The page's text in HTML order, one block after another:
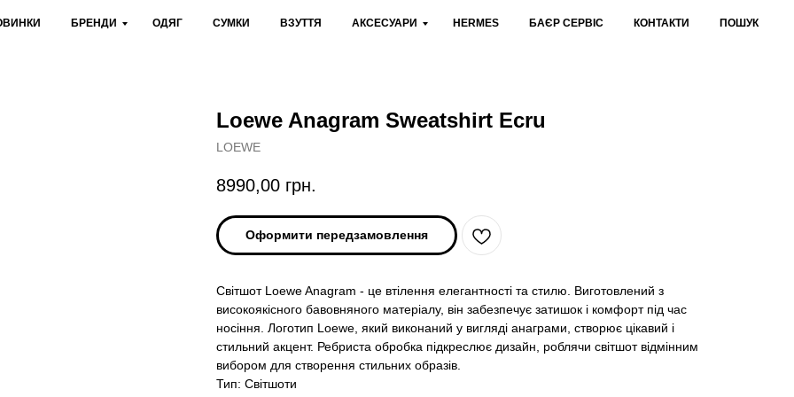
БРЕНДИ ОДЯГ СУМКИ ВЗУТТЯ АКСЕСУАРИ HERMES БАЄР СЕРВІС КОНТАКТИ ПОШУК
Loewe Anagram Sweatshirt Ecru
LOEWE
8990,00 грн.
Оформити передзамовлення
Світшот Loewe Anagram - це втілення елегантності та стилю. Виготовлений з
високоякісного бавовняного матеріалу, він забезпечує затишок і комфорт під час
носіння. Логотип Loewe, який виконаний у вигляді анаграми, створює цікавий і
стильний акцент. Ребриста обробка підкреслює дизайн, роблячи світшот відмінним
вибором для створення стильних образів.
Тип: Світшоти